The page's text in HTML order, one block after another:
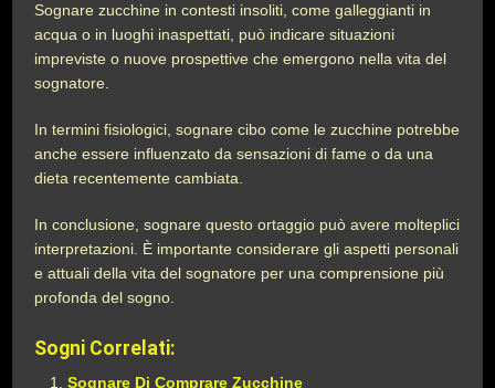
Sognare zucchine in contesti insoliti, come galleggianti in
acqua o in luoghi inaspettati, può indicare situazioni
impreviste o nuove prospettive che emergono nella vita del
sognatore.
In termini fisiologici, sognare cibo come le zucchine potrebbe
anche essere influenzato da sensazioni di fame o da una
dieta recentemente cambiata.
In conclusione, sognare questo ortaggio può avere molteplici
interpretazioni. È importante considerare gli aspetti personali
e attuali della vita del sognatore per una comprensione più
profonda del sogno.
Sogni Correlati:
Sognare Di Comprare Zucchine